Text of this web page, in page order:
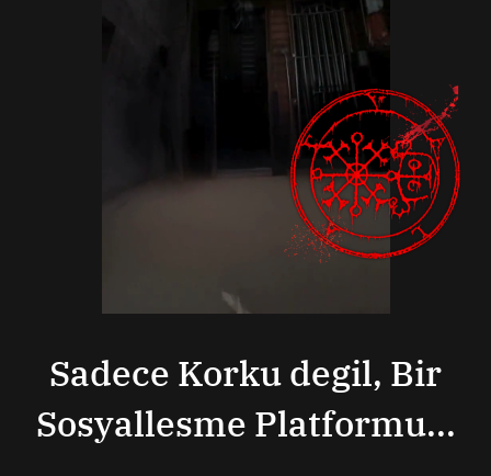
Sadece Korku degil, Bir
Sosyallesme Platformu...